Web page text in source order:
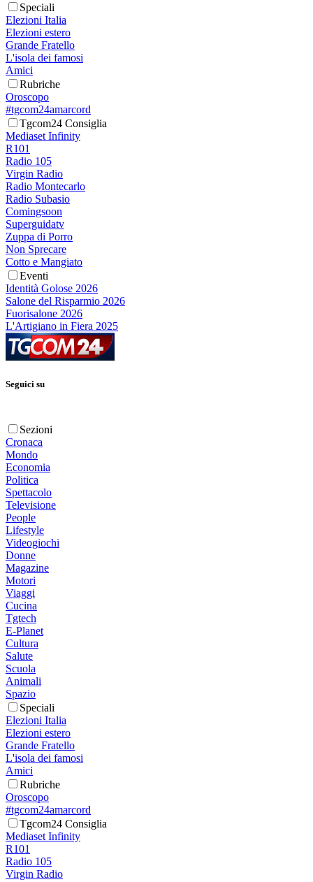
Speciali
Elezioni Italia
Elezioni estero
Grande Fratello
L'isola dei famosi
Amici
Rubriche
Oroscopo
#tgcom24amarcord
Tgcom24 Consiglia
Mediaset Infinity
R101
Radio 105
Virgin Radio
Radio Montecarlo
Radio Subasio
Comingsoon
Superguidatv
Zuppa di Porro
Non Sprecare
Cotto e Mangiato
Eventi
Identità Golose 2026
Salone del Risparmio 2026
Fuorisalone 2026
L'Artigiano in Fiera 2025
Seguici su
Sezioni
Cronaca
Mondo
Economia
Politica
Spettacolo
Televisione
People
Lifestyle
Videogiochi
Donne
Magazine
Motori
Viaggi
Cucina
Tgtech
E-Planet
Cultura
Salute
Scuola
Animali
Spazio
Speciali
Elezioni Italia
Elezioni estero
Grande Fratello
L'isola dei famosi
Amici
Rubriche
Oroscopo
#tgcom24amarcord
Tgcom24 Consiglia
Mediaset Infinity
R101
Radio 105
Virgin Radio